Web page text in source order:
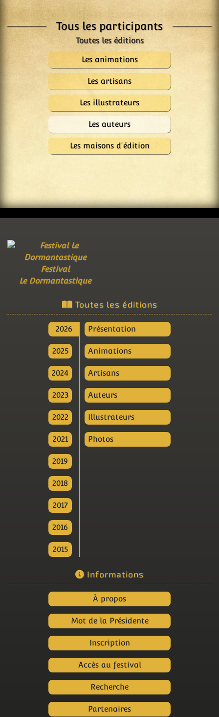
Tous les participants
Les animations
Les artisans
Les illustrateurs
Les auteurs
Les maisons d'édition
Festival
Le Dormantastique
Toutes les éditions
2026
2025
2024
2023
2022
2021
2019
2018
2017
2016
2015
Présentation
Animations
Artisans
Auteurs
Illustrateurs
Photos
Informations
À propos
Mot de la Présidente
Inscription
Accès au festival
Recherche
Partenaires